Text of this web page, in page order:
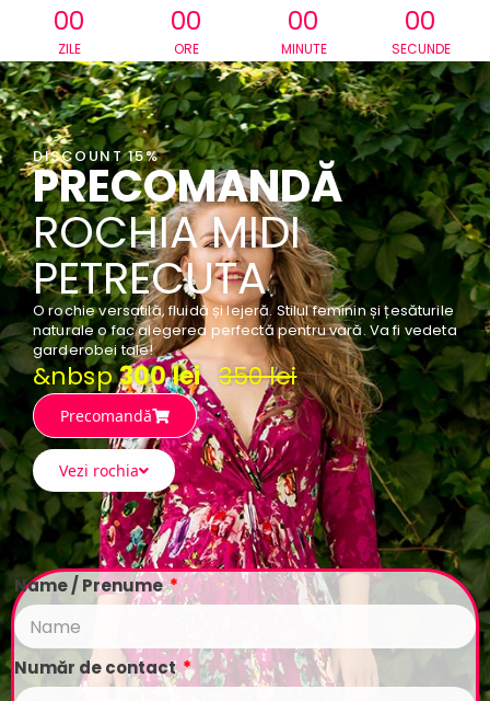
00
ZILE
00
ORE
00
MINUTE
00
SECUNDE
DISCOUNT 15%
PRECOMANDĂ
ROCHIA MIDI
PETRECUTA
O rochie versatilă, fluidă și lejeră. Stilul feminin și țesăturile
naturale o fac alegerea perfectă pentru vară. Va fi vedeta
garderobei tale!
&nbsp300 lei 350 lei
Precomandă
Vezi rochia
Name / Prenume
Număr de contact